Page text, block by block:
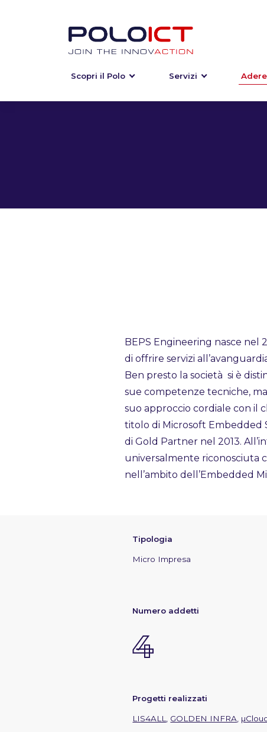
Scopri il Polo Servizi
BEPS Engineering nasce
di offrire servizi
Ben presto la società si è
sue competenze tecniche,
suo approccio cordiale con il
titolo di Microsoft Embedded
di Gold Partner nel 2013.
universalmente riconosciuta
nell’ambito dell’Embedded
Tipologia
Micro Impresa
Numero addetti
4
Progetti realizzati
LIS4ALL GOLDEN INFRA